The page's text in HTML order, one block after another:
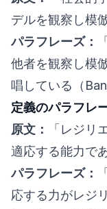
デルを観察し模
パラフレーズ：
他者を観察し模
唱している（
定義のパラフレ
原文：
「レジリ
適応する能力で
パラフレーズ：
応する力がレジ